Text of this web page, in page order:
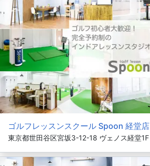
ゴルフレッスンスクール Spoon 経堂店
東京都世田谷区宮坂3-12-18 ヴェノス経堂1F